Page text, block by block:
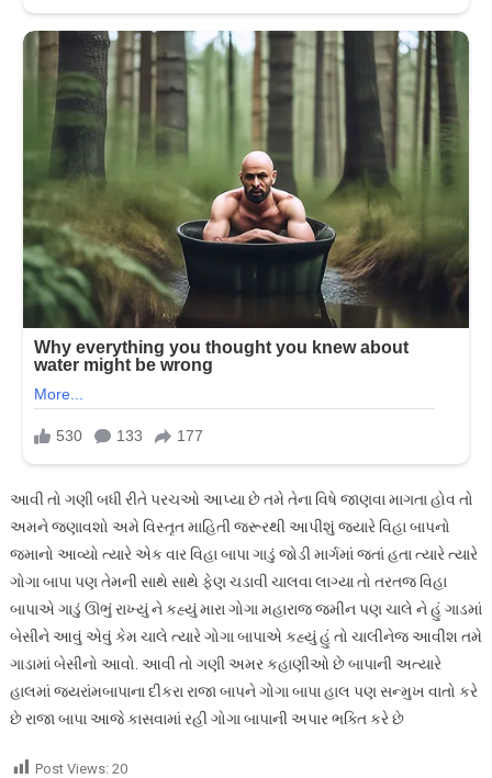
આવી તો ગણી બધી રીતે પરચઓ આપ્યા છે તમે તેના વિષે જાણવા માગતા હોવ તો
અમને જણાવશો અમે વિસ્તૃત માહિતી જરૂરથી આપીશું જ્યારે વિહા બાપનો
જમાનો આવ્યો ત્યારે એક વાર વિહા બાપા ગાડું જોડી માર્ગમાં જતાં હતા ત્યારે ત્યારે
ગોગા બાપા પણ તેમની સાથે સાથે ફેણ ચડાવી ચાલવા લાગ્યા તો તરતજ વિહા
બાપાએ ગાડું ઊભું રાખ્યું ને કહ્યું મારા ગોગા મહારાજ જમીન પણ ચાલે ને હું ગાડમાં
બેસીને આવું એવું કેમ ચાલે ત્યારે ગોગા બાપાએ કહ્યું હું તો ચાલીનેજ આવીશ તમે
ગાડામાં બેસીનો આવો. આવી તો ગણી અમર કહાણીઓ છે બાપાની અત્યારે
હાલમાં જયરાંમબાપાના દીકરા રાજા બાપને ગોગા બાપા હાલ પણ સન્મુખ વાતો કરે
છે રાજા બાપા આજે કાસવામાં રહી ગોગા બાપાની અપાર ભક્તિ કરે છે
Post Views: 20